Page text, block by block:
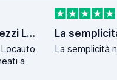
Tutto molto bene...i prezzi Locauto…
a
La semplicità